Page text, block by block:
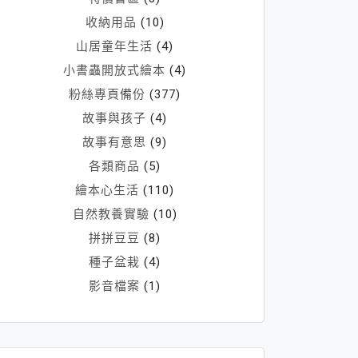
收納用品 (10)
山居童年生活 (4)
小書蟲開放式繪本 (4)
粉絲專頁備份 (377)
故事與孩子 (4)
故事有意思 (9)
各類商品 (5)
繪本心生活 (110)
自然教養實驗 (10)
拼拼豆豆 (8)
種子盆栽 (4)
影音檔案 (1)